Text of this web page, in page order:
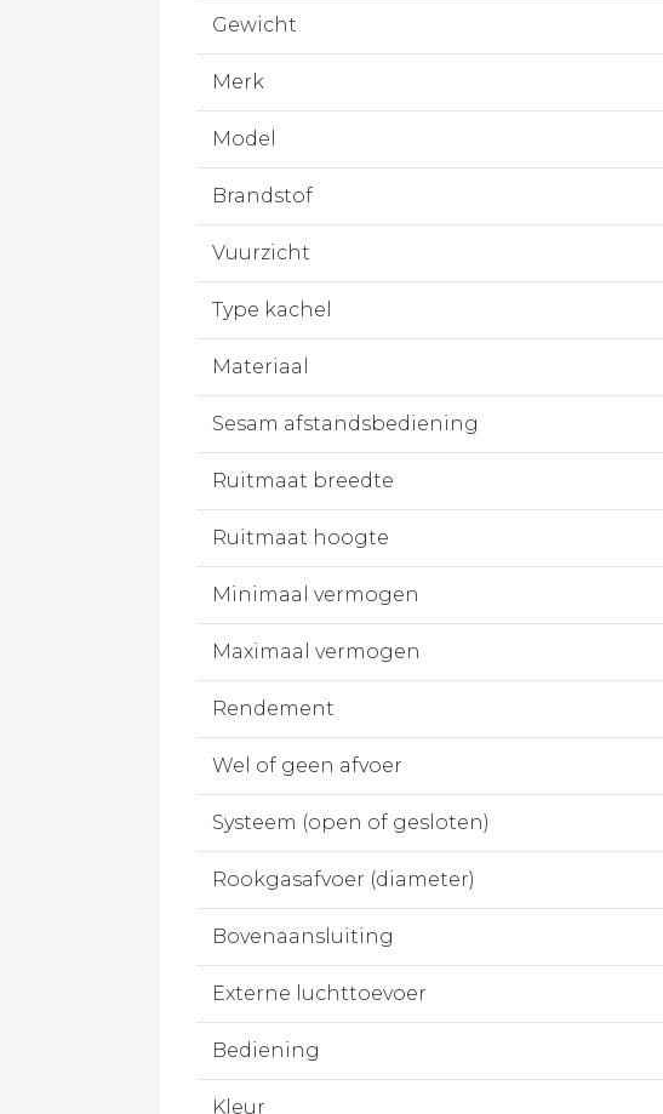
Gewicht
Merk
Model
Brandstof
Vuurzicht
Type kachel
Materiaal
Sesam afstandsbediening
Ruitmaat breedte
Ruitmaat hoogte
Minimaal vermogen
Maximaal vermogen
Rendement
Wel of geen afvoer
Systeem (open of gesloten)
Rookgasafvoer (diameter)
Bovenaansluiting
Externe luchttoevoer
Bediening
Kleur